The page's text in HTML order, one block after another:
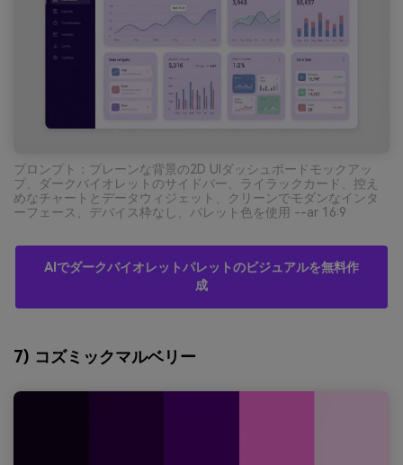
プロンプト：プレーンな背景の2D UIダッシュボードモックアッ
プ、ダークバイオレットのサイドバー、ライラックカード、控え
めなチャートとデータウィジェット、クリーンでモダンなインタ
ーフェース、デバイス枠なし、パレット色を使用 --ar 16:9
AIでダークバイオレットパレットのビジュアルを無料作
成
7) コズミックマルベリー